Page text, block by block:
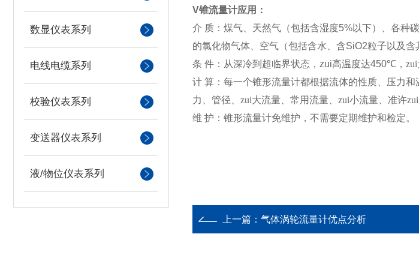
数显仪表系列
电线电缆系列
校验仪表系列
变送器仪表系列
液/物位仪表系列
V锥流量计应用：
介 质：煤气、天然气 （包括含湿度5%以下） 、各种
的氯化物气体、空气 （包括含水、含SiO2粒子以及含
条 件：从深冷到超临界状态，zui高温度达450℃ ，
计 算：每一个锥形流量计都根据流体的性质、压力
力、管径、zui大流量、常用流量、zui小流量、准许
维 护：锥形流量计免维护，不需要定期维护和检定。
上一篇： 气体涡轮流量计优点分析